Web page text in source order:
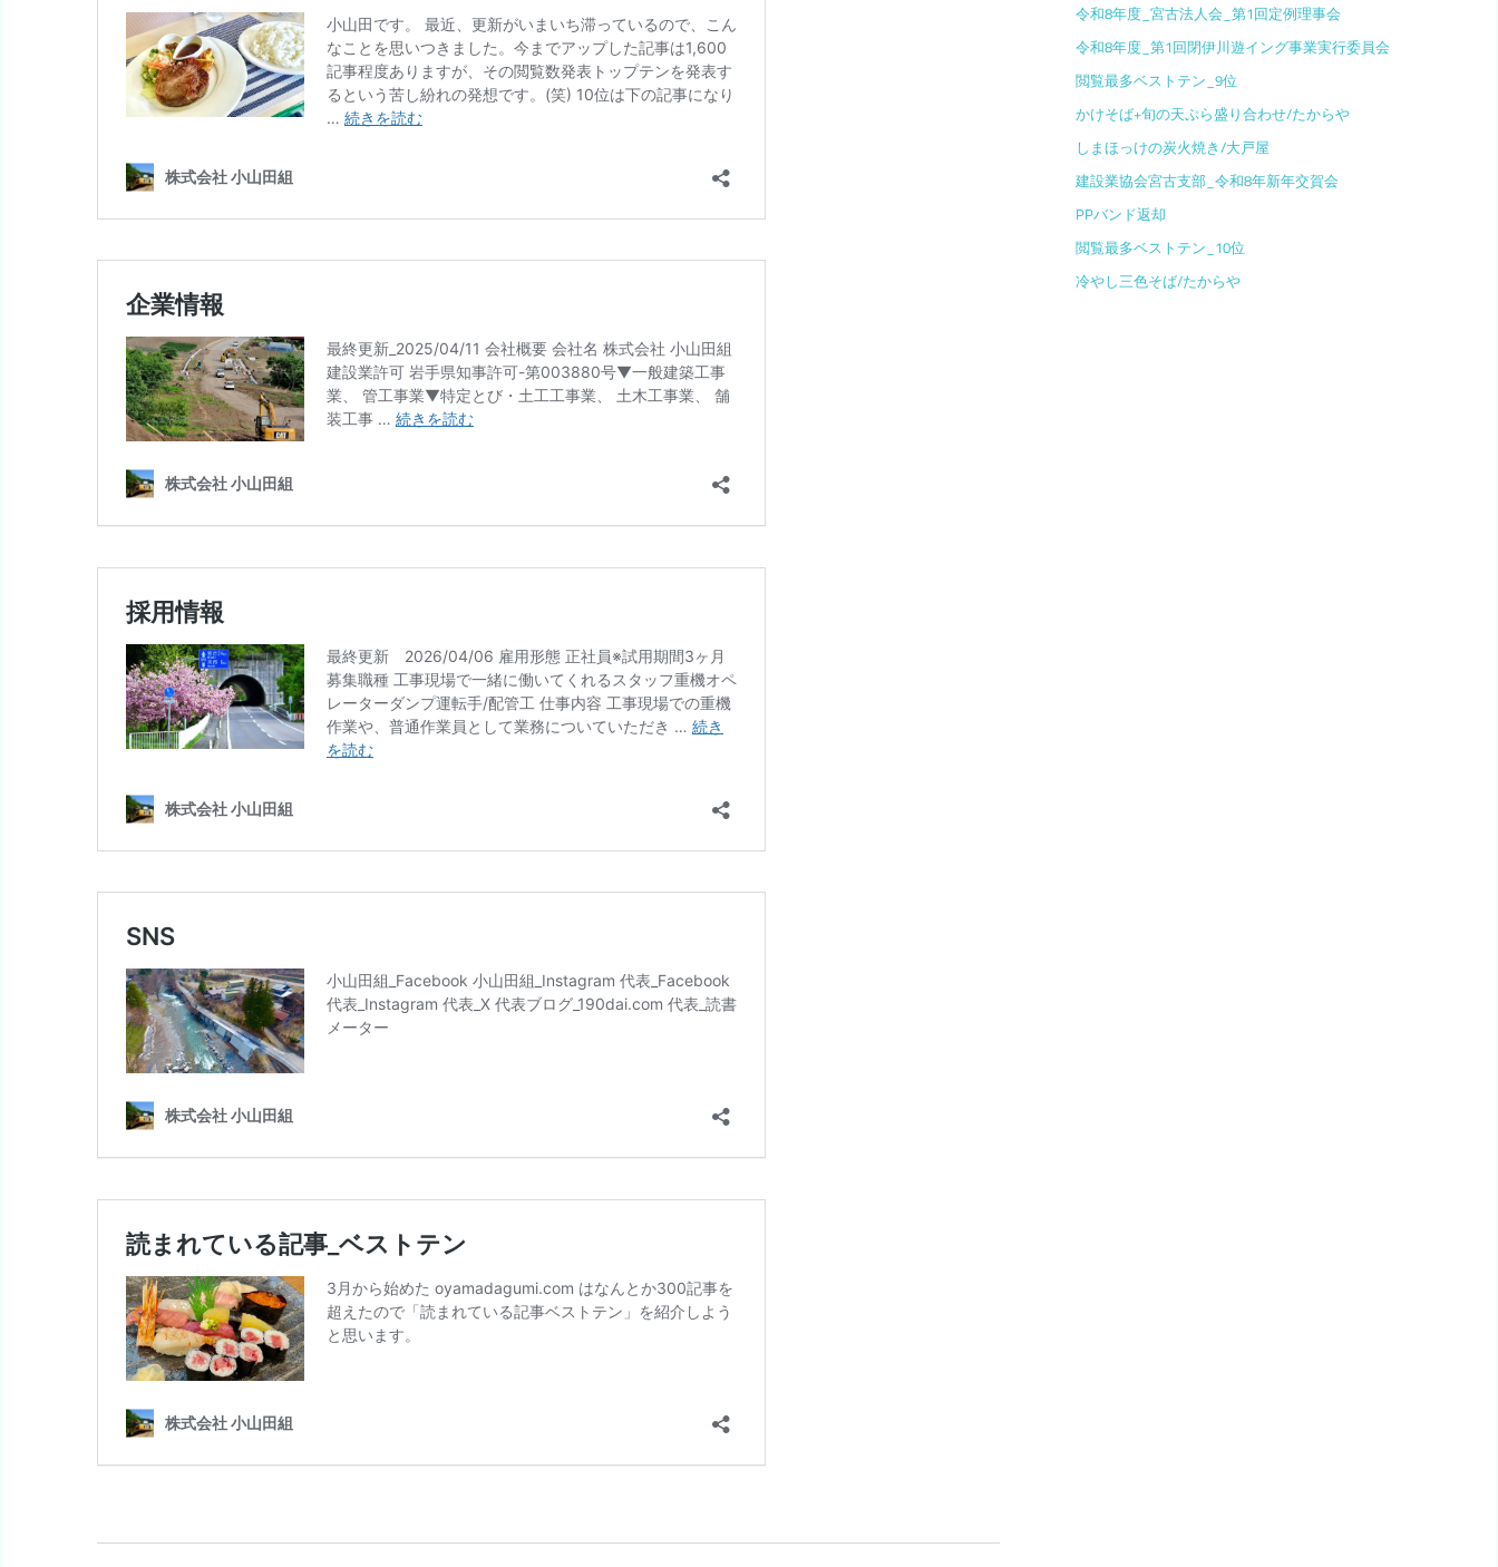
令和8年度_宮古法人会_第1回定例理事会
令和8年度_第1回閉伊川遊イング事業実行委員会
閲覧最多ベストテン_9位
かけそば+旬の天ぷら盛り合わせ/たからや
しまほっけの炭火焼き/大戸屋
建設業協会宮古支部_令和8年新年交賀会
PPバンド返却
閲覧最多ベストテン_10位
冷やし三色そば/たからや